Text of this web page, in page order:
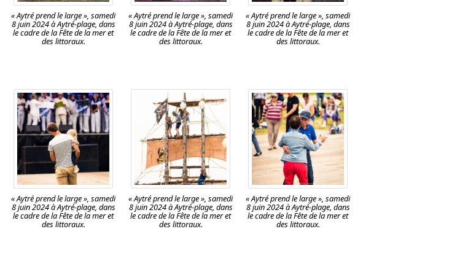
« Aytré prend le large », samedi
8 juin 2024 à Aytré-plage, dans
le cadre de la Fête de la mer et
des littoraux.
« Aytré prend le large », samedi
8 juin 2024 à Aytré-plage, dans
le cadre de la Fête de la mer et
des littoraux.
« Aytré prend le large », samedi
8 juin 2024 à Aytré-plage, dans
le cadre de la Fête de la mer et
des littoraux.
« Aytré prend le large », samedi
8 juin 2024 à Aytré-plage, dans
le cadre de la Fête de la mer et
des littoraux.
« Aytré prend le large », samedi
8 juin 2024 à Aytré-plage, dans
le cadre de la Fête de la mer et
des littoraux.
« Aytré prend le large », samedi
8 juin 2024 à Aytré-plage, dans
le cadre de la Fête de la mer et
des littoraux.